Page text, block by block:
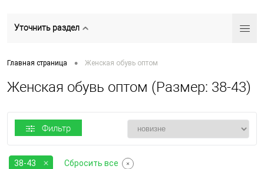
Уточнить раздел
Главная страница • Женская обувь оптом
Женская обувь оптом (Размер: 38-43)
Фильтр
38-43 Сбросить все